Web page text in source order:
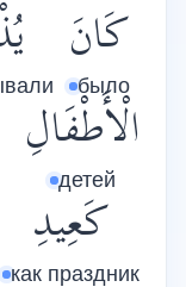
كَانَ
было
الْأَطْفَالِ
детей
كَعِيدِ
как праздник